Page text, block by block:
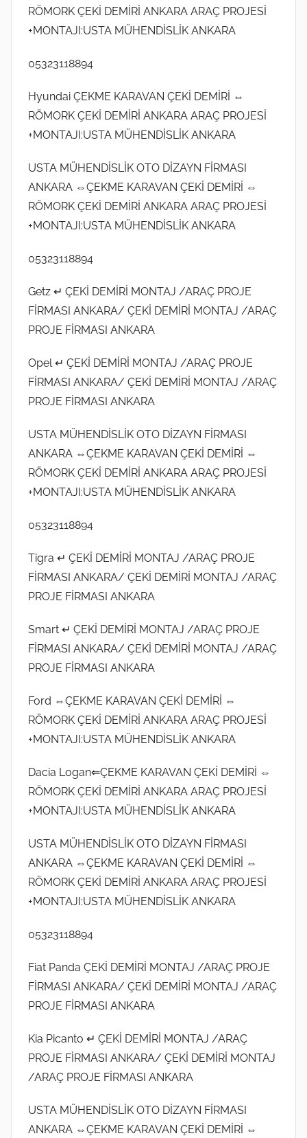
RÖMORK ÇEKİ DEMİRİ ANKARA ARAÇ PROJESİ
+MONTAJI:USTA MÜHENDİSLİK ANKARA
05323118894
Hyundai ÇEKME KARAVAN ÇEKİ DEMİRİ ⇔
RÖMORK ÇEKİ DEMİRİ ANKARA ARAÇ PROJESİ
+MONTAJI:USTA MÜHENDİSLİK ANKARA
USTA MÜHENDİSLİK OTO DİZAYN FİRMASI
ANKARA ⇔ÇEKME KARAVAN ÇEKİ DEMİRİ ⇔
RÖMORK ÇEKİ DEMİRİ ANKARA ARAÇ PROJESİ
+MONTAJI:USTA MÜHENDİSLİK ANKARA
05323118894
Getz ↵ ÇEKİ DEMİRİ MONTAJ /ARAÇ PROJE
FİRMASI ANKARA/ ÇEKİ DEMİRİ MONTAJ /ARAÇ
PROJE FİRMASI ANKARA
Opel ↵ ÇEKİ DEMİRİ MONTAJ /ARAÇ PROJE
FİRMASI ANKARA/ ÇEKİ DEMİRİ MONTAJ /ARAÇ
PROJE FİRMASI ANKARA
USTA MÜHENDİSLİK OTO DİZAYN FİRMASI
ANKARA ⇔ÇEKME KARAVAN ÇEKİ DEMİRİ ⇔
RÖMORK ÇEKİ DEMİRİ ANKARA ARAÇ PROJESİ
+MONTAJI:USTA MÜHENDİSLİK ANKARA
05323118894
Tigra ↵ ÇEKİ DEMİRİ MONTAJ /ARAÇ PROJE
FİRMASI ANKARA/ ÇEKİ DEMİRİ MONTAJ /ARAÇ
PROJE FİRMASI ANKARA
Smart ↵ ÇEKİ DEMİRİ MONTAJ /ARAÇ PROJE
FİRMASI ANKARA/ ÇEKİ DEMİRİ MONTAJ /ARAÇ
PROJE FİRMASI ANKARA
Ford ⇔ÇEKME KARAVAN ÇEKİ DEMİRİ ⇔
RÖMORK ÇEKİ DEMİRİ ANKARA ARAÇ PROJESİ
+MONTAJI:USTA MÜHENDİSLİK ANKARA
Dacia Logan⇐ÇEKME KARAVAN ÇEKİ DEMİRİ ⇔
RÖMORK ÇEKİ DEMİRİ ANKARA ARAÇ PROJESİ
+MONTAJI:USTA MÜHENDİSLİK ANKARA
USTA MÜHENDİSLİK OTO DİZAYN FİRMASI
ANKARA ⇔ÇEKME KARAVAN ÇEKİ DEMİRİ ⇔
RÖMORK ÇEKİ DEMİRİ ANKARA ARAÇ PROJESİ
+MONTAJI:USTA MÜHENDİSLİK ANKARA
05323118894
Fiat Panda ÇEKİ DEMİRİ MONTAJ /ARAÇ PROJE
FİRMASI ANKARA/ ÇEKİ DEMİRİ MONTAJ /ARAÇ
PROJE FİRMASI ANKARA
Kia Picanto ↵ ÇEKİ DEMİRİ MONTAJ /ARAÇ
PROJE FİRMASI ANKARA/ ÇEKİ DEMİRİ MONTAJ
/ARAÇ PROJE FİRMASI ANKARA
USTA MÜHENDİSLİK OTO DİZAYN FİRMASI
ANKARA ⇔ÇEKME KARAVAN ÇEKİ DEMİRİ ⇔